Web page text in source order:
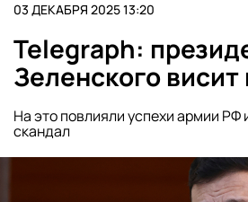
03 ДЕКАБРЯ 2025 13:20
Telegraph:
Зеленского висит
На это повлияли успехи армии РФ
скандал